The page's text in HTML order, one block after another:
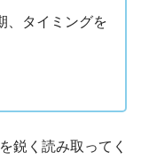
、タイミングを
鋭く読み取ってく